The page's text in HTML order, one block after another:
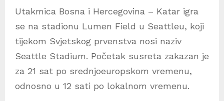
Utakmica Bosna i Hercegovina – Katar igra
se na stadionu Lumen Field u Seattleu, koji
tijekom Svjetskog prvenstva nosi naziv
Seattle Stadium. Početak susreta zakazan je
za 21 sat po srednjoeuropskom vremenu,
odnosno u 12 sati po lokalnom vremenu.